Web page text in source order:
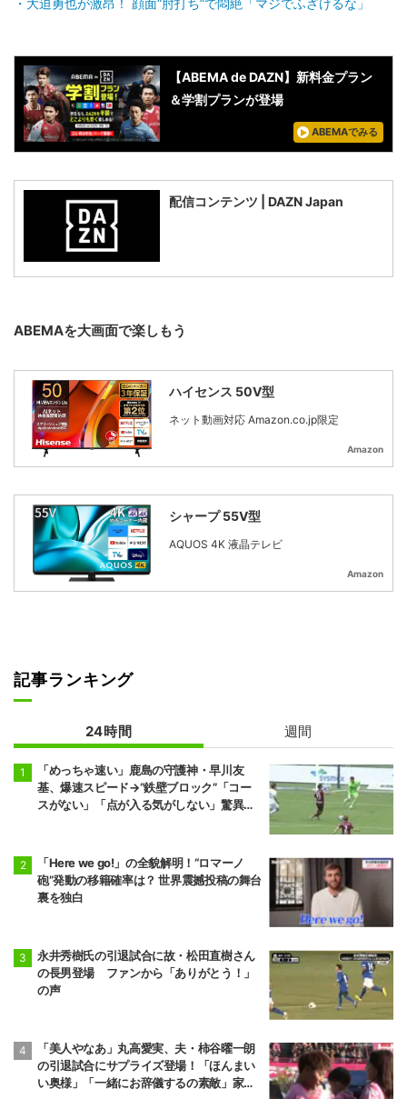
大迫勇也が激昂！ 顔面“肘打ち”で悶絶「マジでふざけるな」
【ABEMA de DAZN】新料金プラン
＆学割プランが登場
ABEMAでみる
配信コンテンツ | DAZN Japan
ABEMAを大画面で楽しもう
ハイセンス 50V型
ネット動画対応 Amazon.co.jp限定
Amazon
シャープ 55V型
AQUOS 4K 液晶テレビ
Amazon
記事ランキング
24時間 週間
「めっちゃ速い」鹿島の守護神・早川友
基、爆速スピード→“鉄壁ブロック”「コー
スがない」「点が入る気がしない」驚異の
「Here we go!」の全貌解明！“ロマーノ
砲”発動の移籍確率は？ 世界震撼投稿の舞台
裏を独白
永井秀樹氏の引退試合に故・松田直樹さん
の長男登場 ファンから「ありがとう！」
の声
「美人やなあ」丸高愛実、夫・柿谷曜一朗
の引退試合にサプライズ登場！「ほんまい
い奥様」「一緒にお辞儀するの素敵」家族